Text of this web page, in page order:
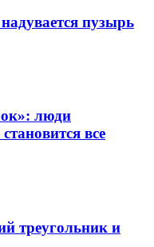
пузырь
люди
все
треугольник и